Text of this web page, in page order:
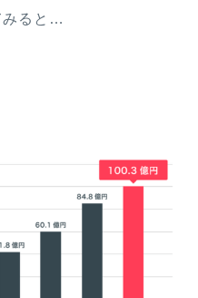
みると…